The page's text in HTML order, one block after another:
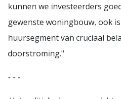
kunnen we investeerders
gewenste woningbouw, ook
huursegment van cruciaal
doorstroming."
- - -